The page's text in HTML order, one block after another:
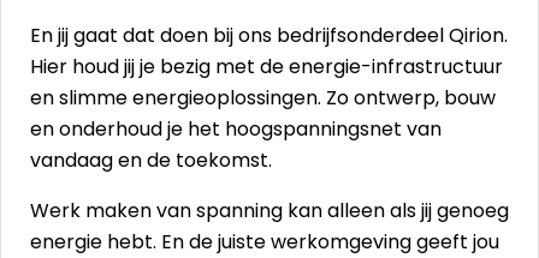
En jij gaat dat doen bij ons bedrijfsonderdeel Qirion.
Hier houd jij je bezig met de energie-infrastructuur
en slimme energieoplossingen. Zo ontwerp, bouw
en onderhoud je het hoogspanningsnet van
vandaag en de toekomst.
Werk maken van spanning kan alleen als jij genoeg
energie hebt. En de juiste werkomgeving geeft jou